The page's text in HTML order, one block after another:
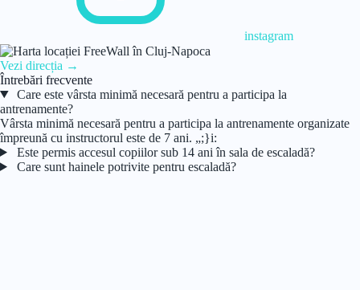
instagram
Vezi direcția →
Întrebări frecvente
Care este vârsta minimă necesară pentru a participa la
antrenamente?
Vârsta minimă necesară pentru a participa la antrenamente organizate
împreună cu instructorul este de 7 ani. „;}i:
Este permis accesul copiilor sub 14 ani în sala de escaladă?
Care sunt hainele potrivite pentru escaladă?